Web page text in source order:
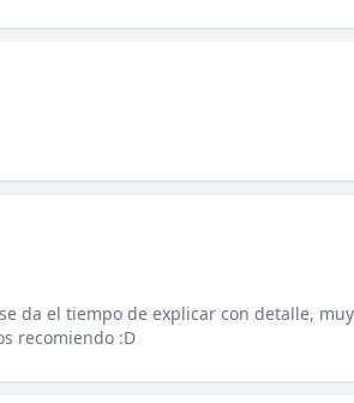
da el tiempo de explicar con detalle,
recomiendo :D